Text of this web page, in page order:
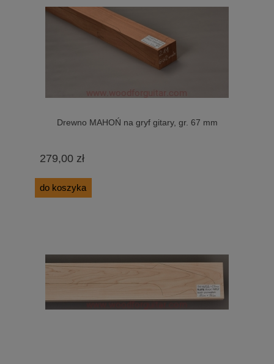
Drewno MAHOŃ na gryf gitary, gr. 67 mm
279,00 zł
do koszyka